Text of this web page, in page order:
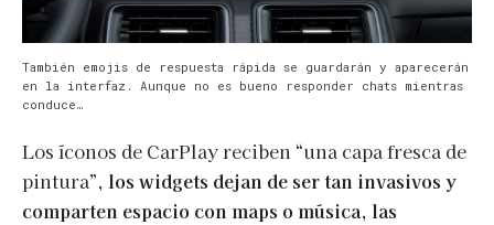
También emojis de respuesta rápida se guardarán y aparecerán
en la interfaz. Aunque no es bueno responder chats mientras
conduce…
Los íconos de CarPlay reciben “una capa fresca de
pintura”, los widgets dejan de ser tan invasivos y
comparten espacio con maps o música, las